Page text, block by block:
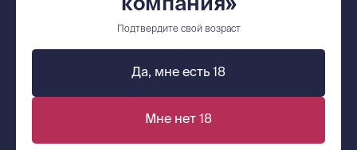
компания»
Подтвердите свой возраст
Да, мне есть 18
Мне нет 18
Сообщество ВКонтакте
Наши книги на «Авито»